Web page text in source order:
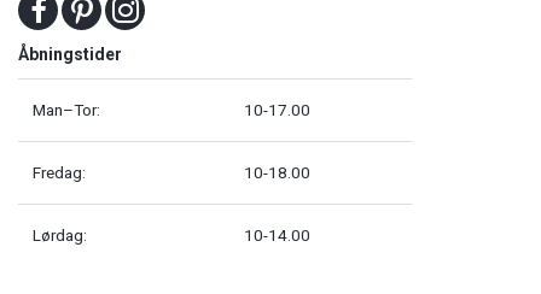
Åbningstider
Man–Tor: 10-17.00
Fredag: 10-18.00
Lørdag: 10-14.00